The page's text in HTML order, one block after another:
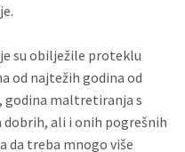
su obilježile proteklu
od najtežih godina od
godina maltretiranja s
ali i onih pogrešnih
da treba mnogo više